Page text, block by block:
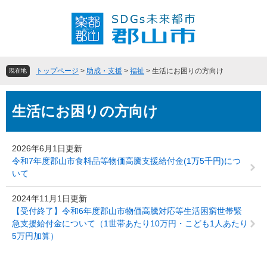
頭
す
飛
し
文
現在地 トップページ > 助成・支援 > 福祉 > 生活にお困りの方向け
文生活にお困りの方向け
2026年6月1日更新
令和7年度郡山市食料品等物価高騰支援給付金(1万5千円)につ
いて
2024年11月1日更新
【受付終了】令和6年度郡山市物価高騰対応等生活困窮世帯緊
急支援給付金について（1世帯あたり10万円・こども1人あたり
5万円加算）